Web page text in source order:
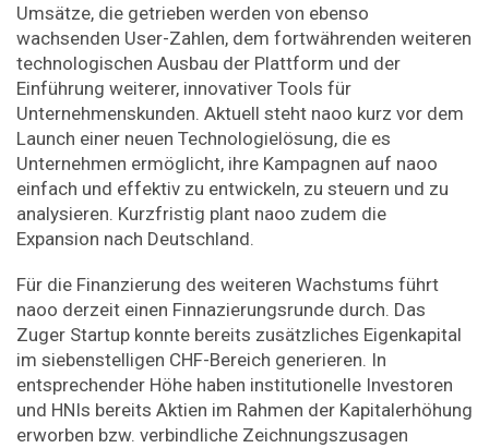
Umsätze, die getrieben werden von ebenso
wachsenden User-Zahlen, dem fortwährenden weiteren
technologischen Ausbau der Plattform und der
Einführung weiterer, innovativer Tools für
Unternehmenskunden. Aktuell steht naoo kurz vor dem
Launch einer neuen Technologielösung, die es
Unternehmen ermöglicht, ihre Kampagnen auf naoo
einfach und effektiv zu entwickeln, zu steuern und zu
analysieren. Kurzfristig plant naoo zudem die
Expansion nach Deutschland.
Für die Finanzierung des weiteren Wachstums führt
naoo derzeit einen Finnazierungsrunde durch. Das
Zuger Startup konnte bereits zusätzliches Eigenkapital
im siebenstelligen CHF-Bereich generieren. In
entsprechender Höhe haben institutionelle Investoren
und HNIs bereits Aktien im Rahmen der Kapitalerhöhung
erworben bzw. verbindliche Zeichnungszusagen